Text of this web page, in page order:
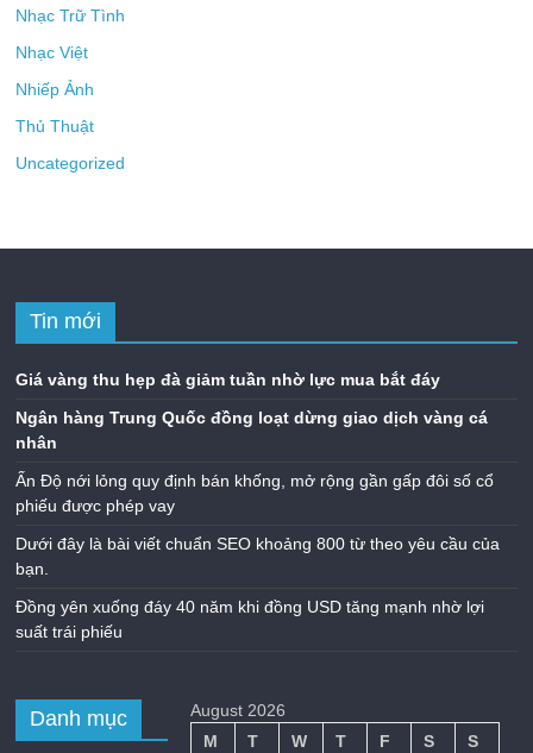
Nhạc Trữ Tình
Nhạc Việt
Nhiếp Ảnh
Thủ Thuật
Uncategorized
Tin mới
Giá vàng thu hẹp đà giảm tuần nhờ lực mua bắt đáy
Ngân hàng Trung Quốc đồng loạt dừng giao dịch vàng cá
nhân
Ấn Độ nới lỏng quy định bán khống, mở rộng gần gấp đôi số cổ
phiếu được phép vay
Dưới đây là bài viết chuẩn SEO khoảng 800 từ theo yêu cầu của
bạn.
Đồng yên xuống đáy 40 năm khi đồng USD tăng mạnh nhờ lợi
suất trái phiếu
Danh mục
August 2026
M
T W T F S
S